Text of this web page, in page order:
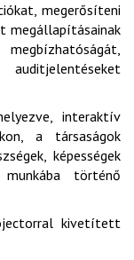
megerősíteni
megállapításainak
interaktív
a társaságok
képességek
történő
kivetített